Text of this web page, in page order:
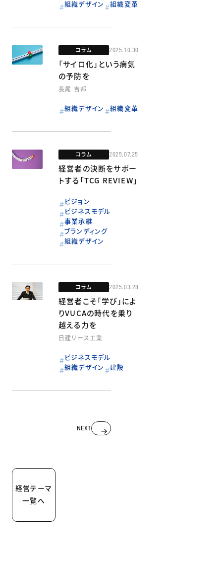
組織デザイン 組織変革
コラム 2025.10.30
「サイロ化」という病気
の予防を
長尾 吉邦
組織デザイン 組織変革
コラム 2025.07.25
経営者の決断をサポー
トする「TCG REVIEW」
ビジョン
ビジネスモデル
事業承継
ブランディング
組織デザイン
コラム 2025.03.28
経営者こそ「学び」によ
りVUCAの時代を乗り
越える力を
日建リース工業
ビジネスモデル
組織デザイン
建設
ゲ
ー
ン
NEXT
経営テーマ
一覧へ